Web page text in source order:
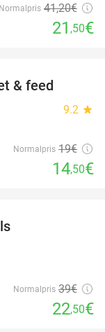
Normalpris 41,20€
21 ,50€
& feed
9.2 star
Normalpris 19€
14,50€
Normalpris 39€
22,50€